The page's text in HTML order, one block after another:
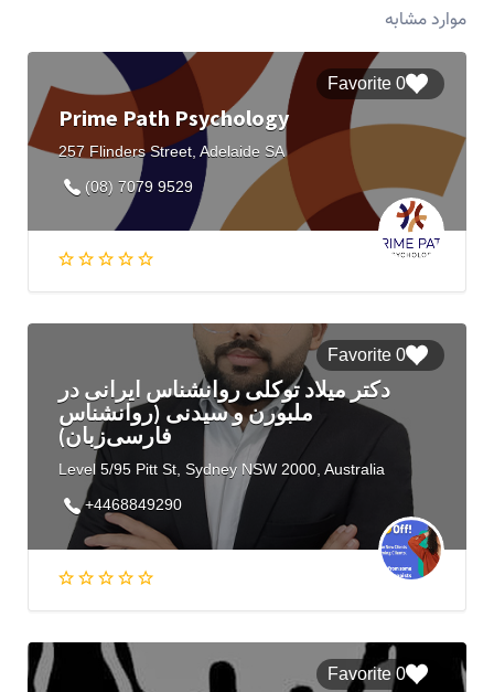
موارد مشابه
0 Favorite
Prime Path Psychology
257 Flinders Street, Adelaide SA
(08) 7079 9529
0 Favorite
دکتر میلاد توکلی روانشناس ایرانی در
ملبورن و سیدنی (روانشناس
فارسی‌زبان)
Level 5/95 Pitt St, Sydney NSW 2000, Australia
+4468849290
0 Favorite